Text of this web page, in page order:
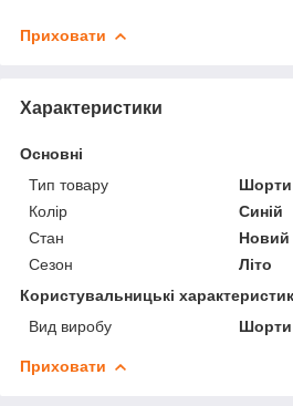
Приховати
Характеристики
Основні
Тип товару
Шорти
Колір
Синій
Стан
Новий
Сезон
Літо
Користувальницькі
Вид виробу
Шорти
Приховати